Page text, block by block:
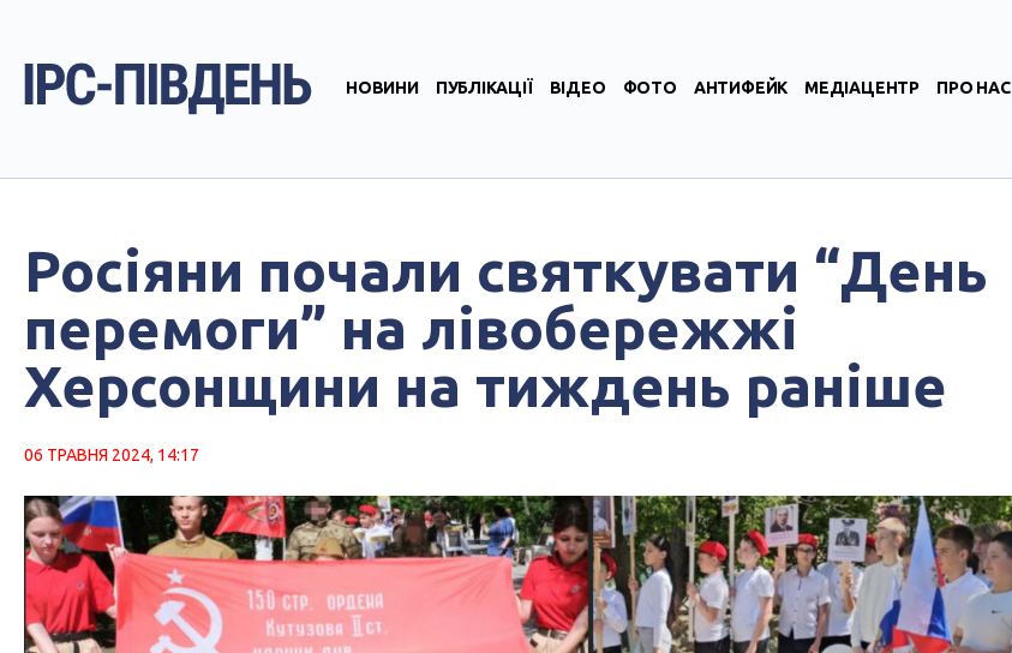
НОВИНИ ПУБЛІКАЦІЇ ВІДЕО ФОТО АНТИФЕЙК МЕДІАЦЕНТР ПРО НАС
Росіяни почали святкувати “День
перемоги” на лівобережжі
Херсонщини на тиждень раніше
06 ТРАВНЯ 2024, 14:17